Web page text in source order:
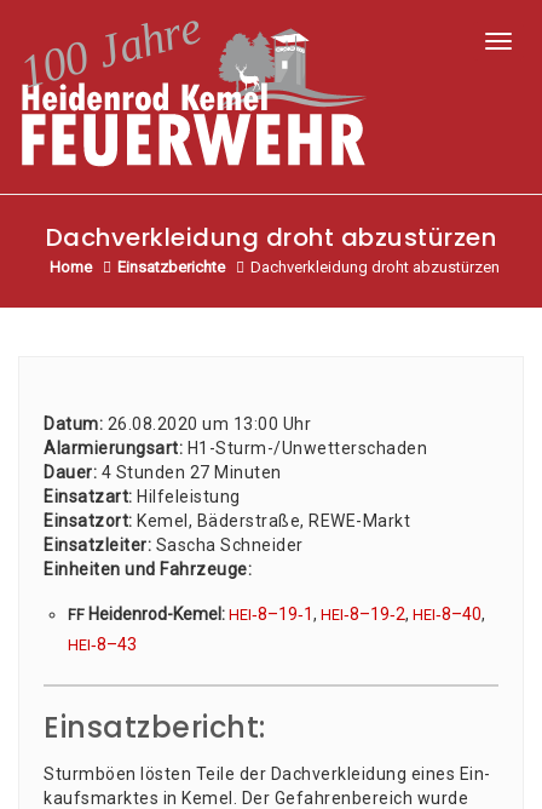
Dachverkleidung droht abzustürzen
Home Einsatzberichte Dachverkleidung droht abzustürzen
Datum: 26.08.2020 um 13:00 Uhr
Alar­mie­rungs­art: H1-Sturm-/Un­wet­ter­scha­den
Dau­er: 4 Stun­den 27 Minu­ten
Ein­satz­art: Hil­fe­leis­tung
Ein­satz­ort: Kemel, Bäder­stra­ße, REWE-Markt
Ein­satz­lei­ter: Sascha Schnei­der
Ein­hei­ten und Fahr­zeu­ge:
FF Hei­den­rod-Kemel: HEI‑8–19‑1, HEI‑8–19‑2, HEI‑8–40,
HEI‑8–43
Einsatzbericht:
Sturm­bö­en lös­ten Tei­le der Dach­ver­klei­dung eines Ein­
kaufs­mark­tes in Kemel. Der Gefah­ren­be­reich wur­de